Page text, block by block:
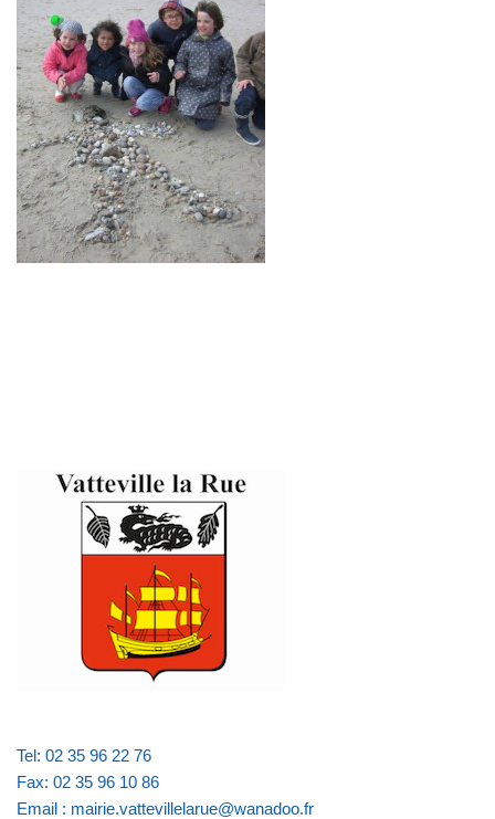
Tel: 02 35 96 22 76
Fax: 02 35 96 10 86
Email : mairie.vattevillelarue@wanadoo.fr